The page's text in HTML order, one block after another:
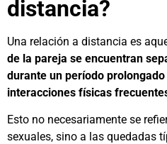
distancia?
Una relación a distancia es
de la pareja se encuentran
durante un período
interacciones físicas
Esto no necesariamente se
sexuales, sino a las quedadas